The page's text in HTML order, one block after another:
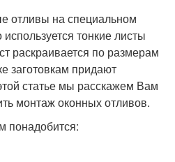
отливы на специальном
тонкие листы
раскраивается по размерам
заготовкам придают
статье мы расскажем Вам
монтаж оконных отливов.
понадобится: